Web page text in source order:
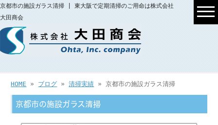
京都市の施設ガラス清掃 | 東大阪で定期清掃のご用命は株式会社
大田商会
HOME » ブログ »清掃実績 » 京都市の施設ガラス清掃
京都市の施設ガラス清掃